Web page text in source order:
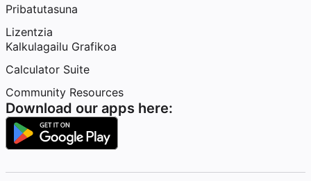
Pribatutasuna
Lizentzia
Kalkulagailu Grafikoa
Calculator Suite
Community Resources
Download our apps here: